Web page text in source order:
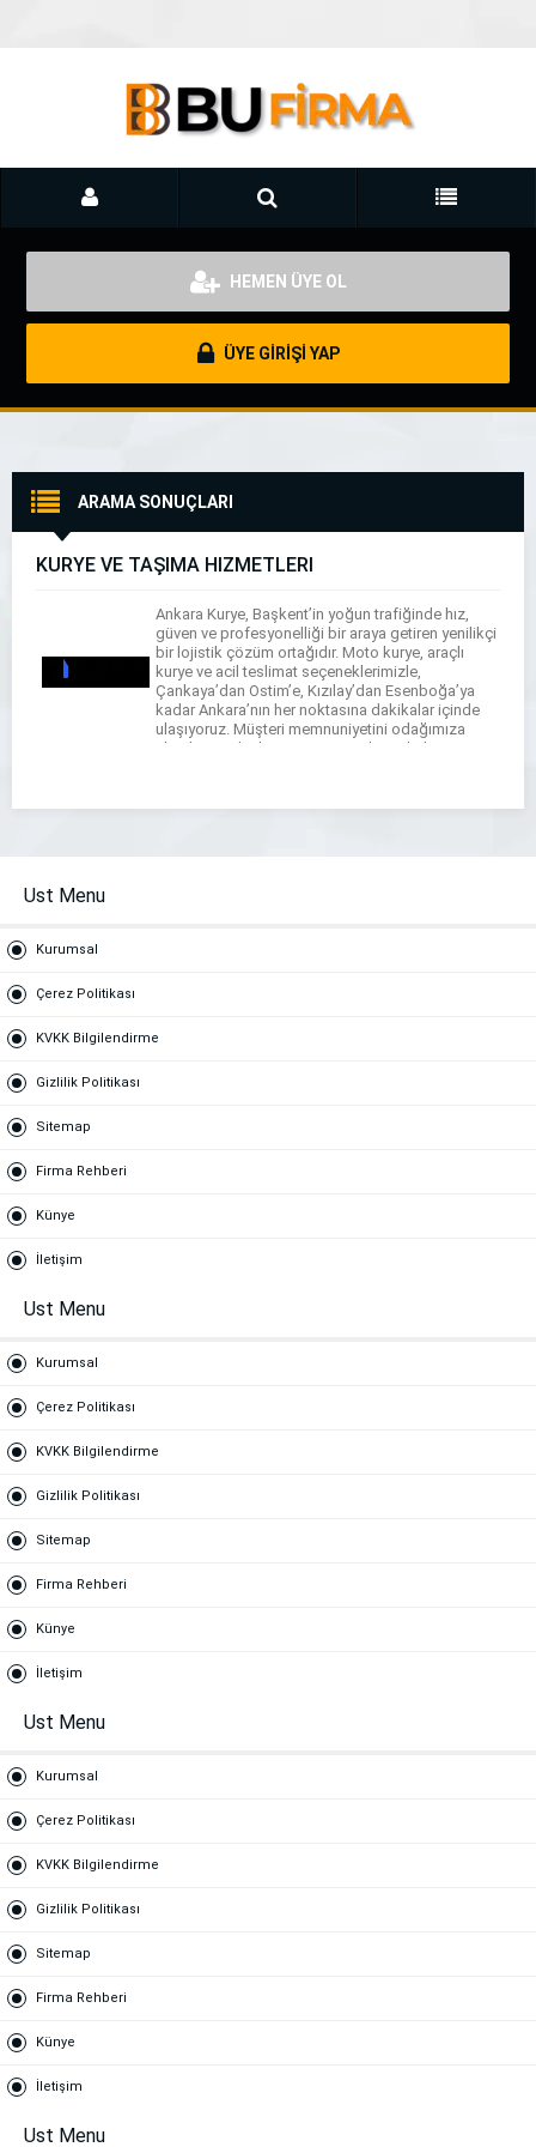
HEMEN ÜYE OL
ÜYE GİRİŞİ YAP
ARAMA SONUÇLARI
KURYE VE TAŞIMA HİZMETLERİ
Ankara Kurye, Başkent’in yoğun trafiğinde hız,
güven ve profesyonelliği bir araya getiren yenilikçi
bir lojistik çözüm ortağıdır. Moto kurye, araçlı
kurye ve acil teslimat seçeneklerimizle,
Çankaya’dan Ostim’e, Kızılay’dan Esenboğa’ya
kadar Ankara’nın her noktasına dakikalar içinde
ulaşıyoruz. Müşteri memnuniyetini odağımıza
alarak, gönderilerinizi en güvenli rotalarla tam
Ust Menu
Kurumsal
Çerez Politikası
KVKK Bilgilendirme
Gizlilik Politikası
Sitemap
Firma Rehberi
Künye
İletişim
Ust Menu
Kurumsal
Çerez Politikası
KVKK Bilgilendirme
Gizlilik Politikası
Sitemap
Firma Rehberi
Künye
İletişim
Ust Menu
Kurumsal
Çerez Politikası
KVKK Bilgilendirme
Gizlilik Politikası
Sitemap
Firma Rehberi
Künye
İletişim
Ust Menu